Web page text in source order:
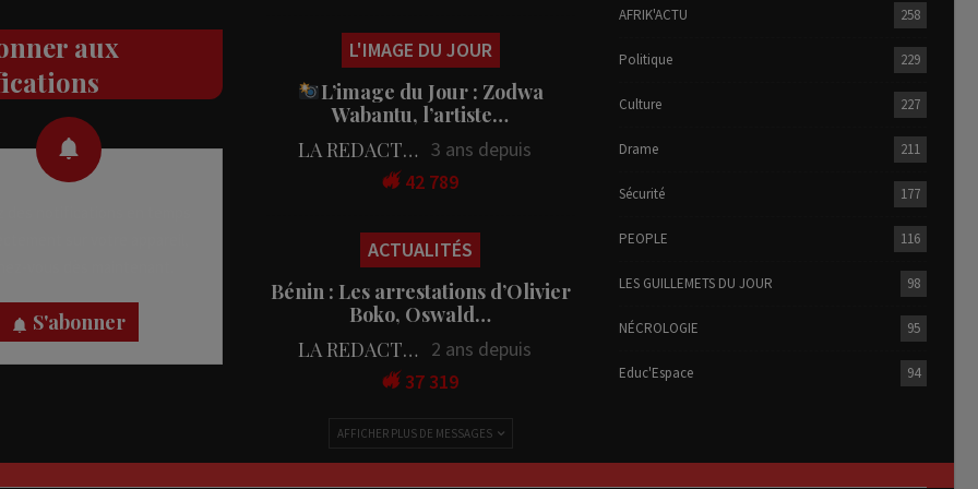
aux
S'abonner
L'IMAGE DU JOUR
L’image du Jour : Zodwa
Wabantu, l’artiste…
LA REDACTION 3 ans depuis
42 789
ACTUALITÉS
Bénin : Les arrestations d’Olivier
Boko, Oswald…
LA REDACTION
2 ans depuis
37 319
AFFICHER PLUS DE MESSAGES
AFRIK'ACTU 258
Politique 229
Culture 227
Drame 211
Sécurité 177
PEOPLE 116
LES GUILLEMETS DU JOUR 98
NÉCROLOGIE 95
Educ'Espace 94